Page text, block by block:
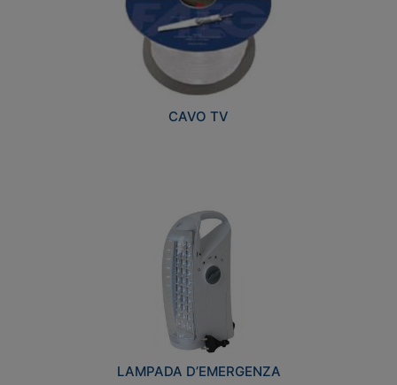
CAVO TV
LAMPADA D’EMERGENZA